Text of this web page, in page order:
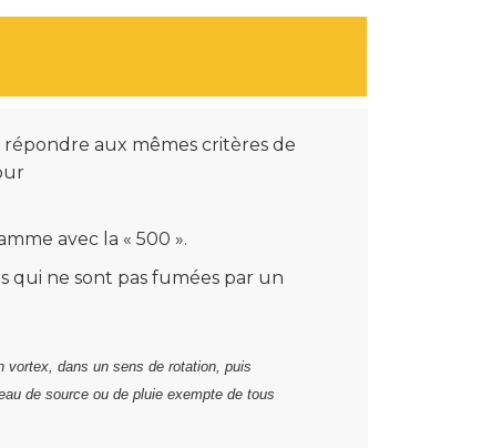
aux mêmes critères de
avec la « 500 ».
qui ne sont pas fumées par un
vortex, dans un sens de rotation, puis
de source ou de pluie exempte de tous